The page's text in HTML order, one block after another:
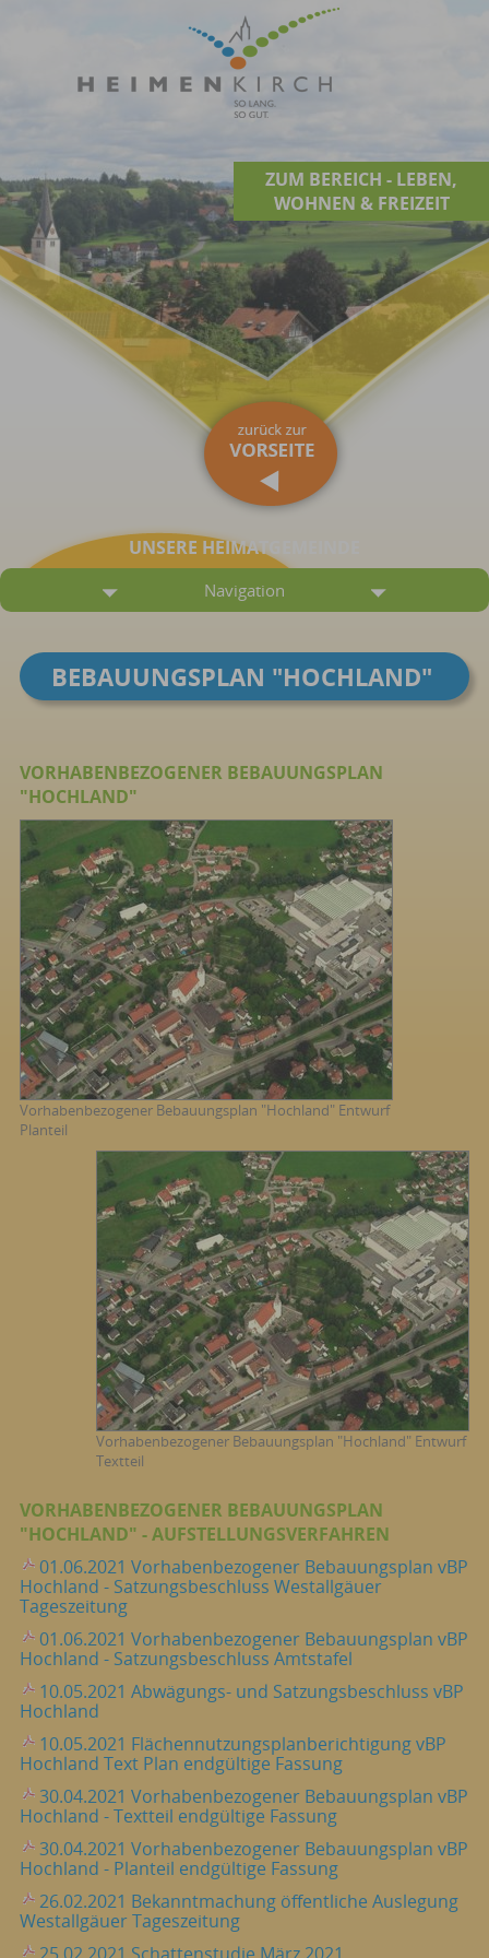
ZUM BEREICH - LEBEN,
WOHNEN & FREIZEIT
UNSERE HEIMATGEMEINDE
Navigation
BEBAUUNGSPLAN "HOCHLAND"
VORHABENBEZOGENER BEBAUUNGSPLAN
"HOCHLAND"
Vorhabenbezogener Bebauungsplan "Hochland" Entwurf
Planteil
Vorhabenbezogener Bebauungsplan "Hochland" Entwurf
Textteil
VORHABENBEZOGENER BEBAUUNGSPLAN
"HOCHLAND" - AUFSTELLUNGSVERFAHREN
01.06.2021 Vorhabenbezogener Bebauungsplan vBP
Hochland - Satzungsbeschluss Westallgäuer
Tageszeitung
01.06.2021 Vorhabenbezogener Bebauungsplan vBP
Hochland - Satzungsbeschluss Amtstafel
10.05.2021 Abwägungs- und Satzungsbeschluss vBP
Hochland
10.05.2021 Flächennutzungsplanberichtigung vBP
Hochland Text Plan endgültige Fassung
30.04.2021 Vorhabenbezogener Bebauungsplan vBP
Hochland - Textteil endgültige Fassung
30.04.2021 Vorhabenbezogener Bebauungsplan vBP
Hochland - Planteil endgültige Fassung
26.02.2021 Bekanntmachung öffentliche Auslegung
Westallgäuer Tageszeitung